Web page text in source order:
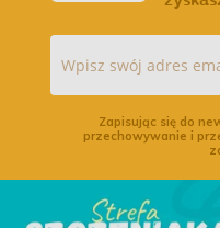
Zapisując się do
przechowywanie i